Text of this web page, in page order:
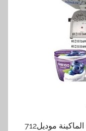
ماكين لحام اكواب بلاستيك مواصفات الماكينة موديل712